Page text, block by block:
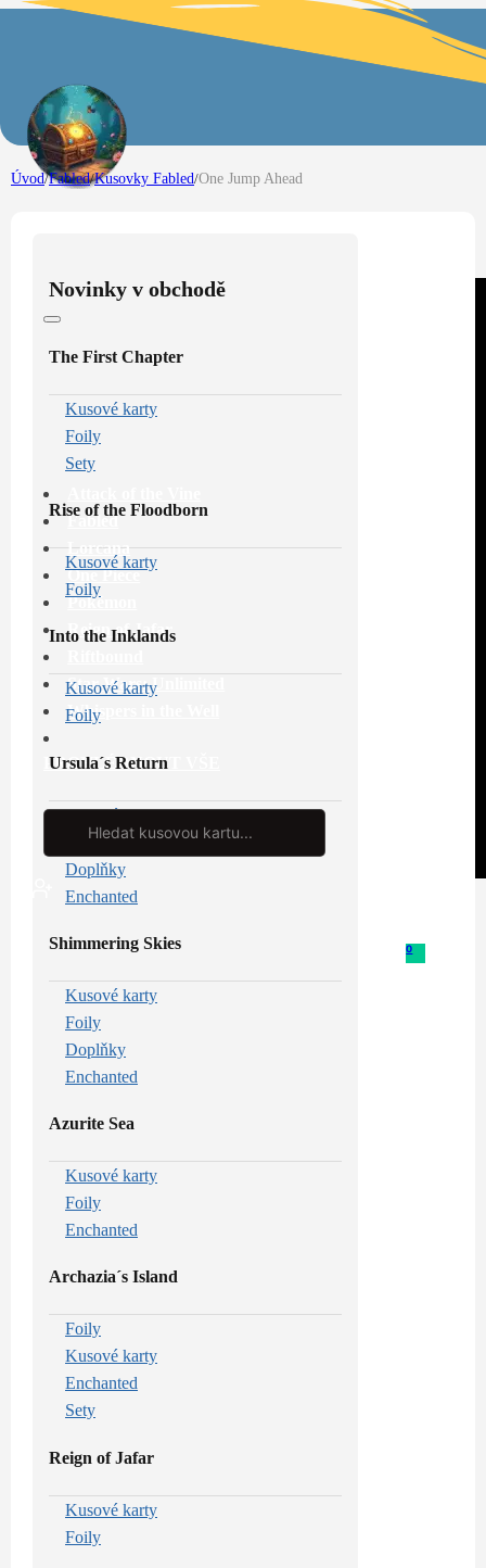
Fabled
Lorcana
One Piece
Pokémon
Reign of Jafar
Star Wars: Unlimited
Whispers in the Well
PROHLÉDNOUT VŠE
Search
0
Úvod/Fabled/Kusovky Fabled/One Jump Ahead
Novinky v obchodě
The First Chapter
Kusové karty
Foily
Sety
Rise of the Floodborn
Kusové karty
Foily
Into the Inklands
Kusové karty
Foily
Ursula´s Return
Kusové karty
Foily
Doplňky
Enchanted
Shimmering Skies
Kusové karty
Foily
Doplňky
Enchanted
Azurite Sea
Kusové karty
Foily
Enchanted
Archazia´s Island
Foily
Kusové karty
Enchanted
Sety
Reign of Jafar
Kusové karty
Foily